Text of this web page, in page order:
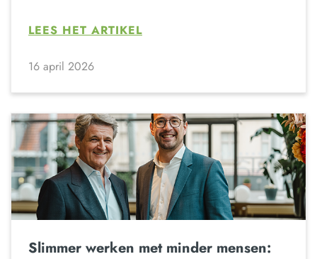
LEES HET ARTIKEL
16 april 2026
Slimmer werken met minder mensen: